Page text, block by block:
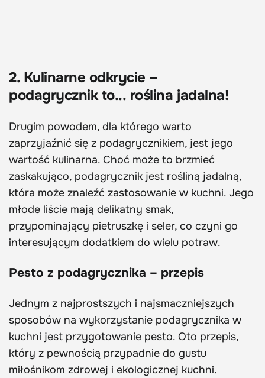
2. Kulinarne odkrycie –
podagrycznik to... roślina jadalna!
Drugim powodem, dla którego warto
zaprzyjaźnić się z podagrycznikiem, jest jego
wartość kulinarna. Choć może to brzmieć
zaskakująco, podagrycznik jest rośliną jadalną,
która może znaleźć zastosowanie w kuchni. Jego
młode liście mają delikatny smak,
przypominający pietruszkę i seler, co czyni go
interesującym dodatkiem do wielu potraw.
Pesto z podagrycznika – przepis
Jednym z najprostszych i najsmaczniejszych
sposobów na wykorzystanie podagrycznika w
kuchni jest przygotowanie pesto. Oto przepis,
który z pewnością przypadnie do gustu
miłośnikom zdrowej i ekologicznej kuchni.